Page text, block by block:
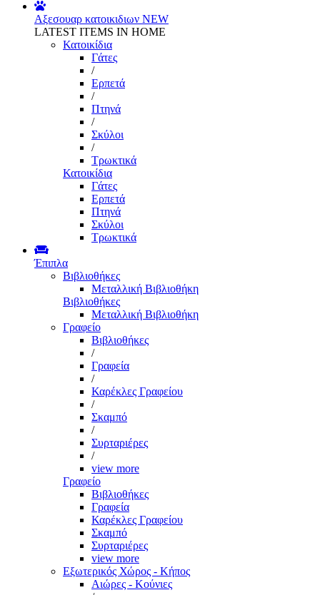
Αξεσουαρ κατοικιδιων NEW
LATEST ITEMS IN HOME
Κατοικίδια
Γάτες
/
Ερπετά
/
Πτηνά
/
Σκύλοι
/
Τρωκτικά
Κατοικίδια
Γάτες
Ερπετά
Πτηνά
Σκύλοι
Τρωκτικά
Έπιπλα
Βιβλιοθήκες
Μεταλλική Βιβλιοθήκη
Βιβλιοθήκες
Μεταλλική Βιβλιοθήκη
Γραφείο
Βιβλιοθήκες
/
Γραφεία
/
Καρέκλες Γραφείου
/
Σκαμπό
/
Συρταριέρες
/
view more
Γραφείο
Βιβλιοθήκες
Γραφεία
Καρέκλες Γραφείου
Σκαμπό
Συρταριέρες
view more
Εξωτερικός Χώρος - Κήπος
Αιώρες - Κούνιες